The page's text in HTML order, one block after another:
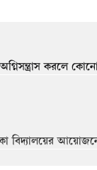
করলে
বিদ্যালয়ের